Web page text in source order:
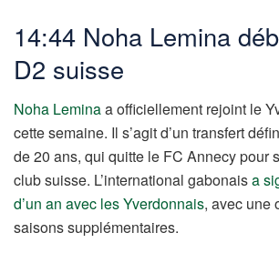
14:44 Noha Lemina
D2 suisse
Noha Leminaa officiellement rejoint le
cette semaine. Il s’agit d’un transfert
de 20 ans, qui quitte le FC Annecy pour
club suisse. L’international gabonaisa
d’un an avec les Yverdonnais, avec une
saisons supplémentaires.